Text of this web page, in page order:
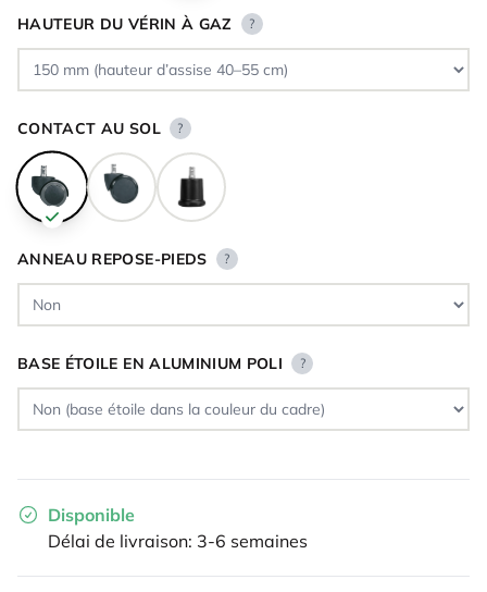
HAUTEUR DU VÉRIN À GAZ ?
CONTACT AU SOL ?
ANNEAU REPOSE-PIEDS ?
BASE ÉTOILE EN ALUMINIUM POLI ?
Disponible
Délai de livraison: 3-6 semaines